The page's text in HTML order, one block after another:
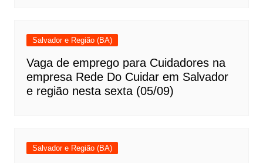
Salvador e Região (BA)
Vaga de emprego para Cuidadores na
empresa Rede Do Cuidar em Salvador
e região nesta sexta (05/09)
Salvador e Região (BA)